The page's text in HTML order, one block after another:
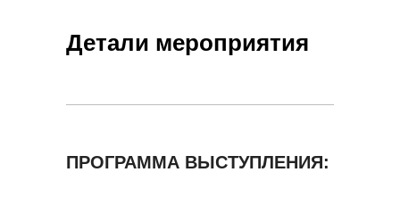
Детали мероприятия
ПРОГРАММА ВЫСТУПЛЕНИЯ: